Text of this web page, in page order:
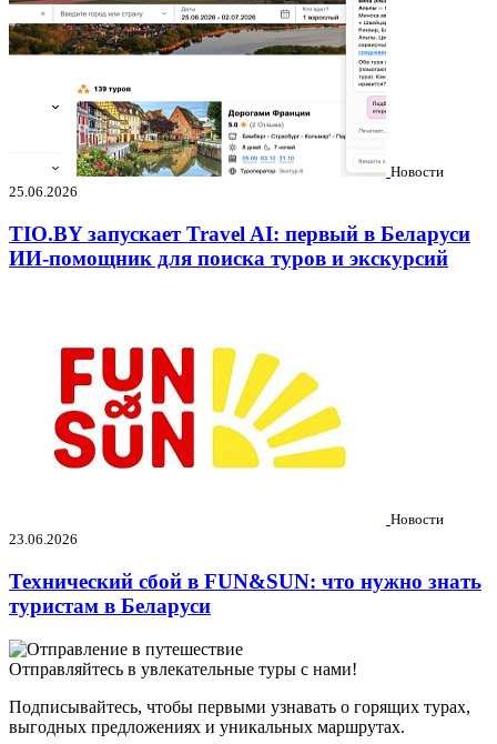
Новости
25.06.2026
TIO.BY запускает Travel AI: первый в Беларуси
ИИ-помощник для поиска туров и экскурсий
Новости
23.06.2026
Технический сбой в FUN&SUN: что нужно знать
туристам в Беларуси
Отправляйтесь в увлекательные туры с нами!
Подписывайтесь, чтобы первыми узнавать о горящих турах,
выгодных предложениях и уникальных маршрутах.